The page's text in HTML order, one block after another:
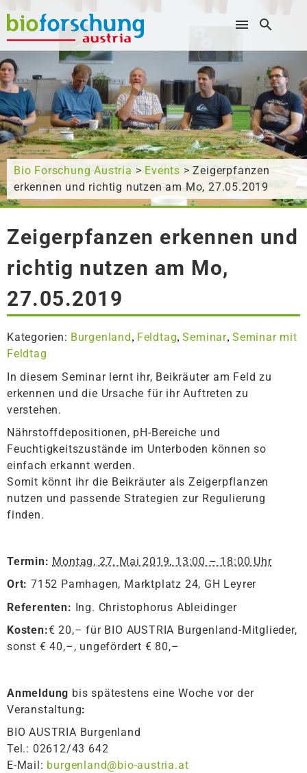
Wonach suchen Sie?
Bio Forschung Austria > Events > Zeigerpfanzen
erkennen und richtig nutzen am Mo, 27.05.2019
Zeigerpfanzen erkennen und
richtig nutzen am Mo,
27.05.2019
Kategorien: Burgenland , Feldtag,Seminar,Seminar mit
Feldtag
In diesem Seminar lernt ihr, Beikräuter am Feld zu
erkennen und die Ursache für ihr Auftreten zu
verstehen.
Nährstoffdepositionen, pH-Bereiche und
Feuchtigkeitszustände im Unterboden können so
einfach erkannt werden.
Somit könnt ihr die Beikräuter als Zeigerpflanzen
nutzen und passende Strategien zur Regulierung
finden.
Termin: Montag, 27. Mai 2019, 13:00 – 18:00 Uhr
Ort: 7152 Pamhagen, Marktplatz 24, GH Leyrer
Referenten: Ing. Christophorus Ableidinger
Kosten:€ 20,– für BIO AUSTRIA Burgenland-Mitglieder,
sonst € 40,–, ungefördert € 80,–
Anmeldung bis spätestens eine Woche vor der
Veranstaltung:
BIO AUSTRIA Burgenland
Tel.: 02612/43 642
E-Mail: burgenland@bio-austria.at